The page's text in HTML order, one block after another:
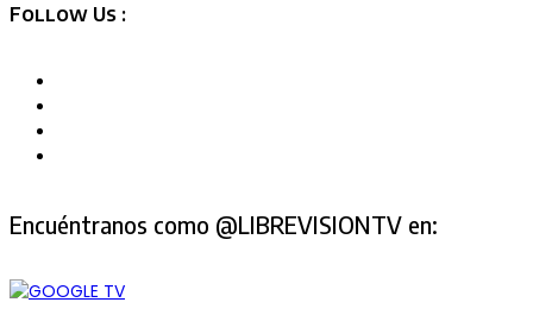
Follow Us :
Encuéntranos como @LIBREVISIONTV en: